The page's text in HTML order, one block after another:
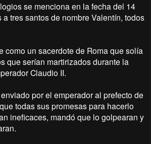
se menciona en la fecha del 14
tres santos de nombre Valentín, todos
como un sacerdote de Roma que solía
que serían martirizados durante la
Claudio II.
por el emperador al prefecto de
todas sus promesas para hacerlo
ineficaces, mandó que lo golpearan y